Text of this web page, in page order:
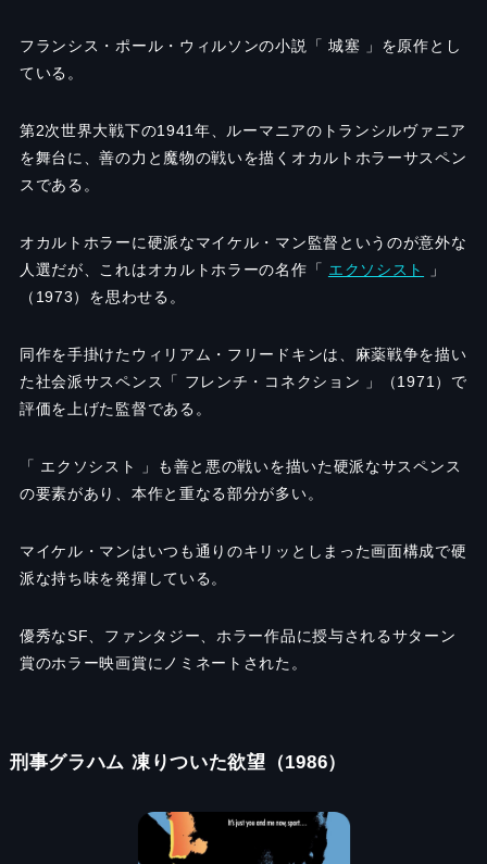
フランシス・ポール・ウィルソンの小説「 城塞 」を原作とし
ている。
第2次世界大戦下の1941年、ルーマニアのトランシルヴァニア
を舞台に、善の力と魔物の戦いを描くオカルトホラーサスペン
スである。
オカルトホラーに硬派なマイケル・マン監督というのが意外な
人選だが、これはオカルトホラーの名作「 エクソシスト
」
（1973）を思わせる。
同作を手掛けたウィリアム・フリードキンは、麻薬戦争を描い
た社会派サスペンス「 フレンチ・コネクション 」（1971）で
評価を上げた監督である。
「 エクソシスト 」も善と悪の戦いを描いた硬派なサスペンス
の要素があり、本作と重なる部分が多い。
マイケル・マンはいつも通りのキリッとしまった画面構成で硬
派な持ち味を発揮している。
優秀なSF、ファンタジー、ホラー作品に授与されるサターン
賞のホラー映画賞にノミネートされた。
刑事グラハム 凍りついた欲望（1986）